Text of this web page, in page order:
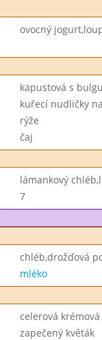
ovocný
kapustová s
kuřecí nudličky
rýže
čaj
lámankový
7
chléb,drožďová
mléko
celerová
zapečený květák